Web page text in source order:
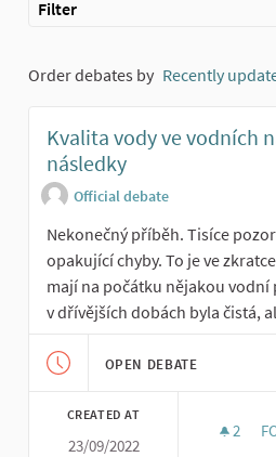
Filter
Order debates by Recently
Kvalita vody ve vodních
následky
Official debate
Nekonečný příběh. Tisíce
opakující chyby. To je ve
mají na počátku nějakou vodní
v dřívějších dobách byla čistá,
OPEN DEBATE
CREATED AT
23/09/2022
2 2